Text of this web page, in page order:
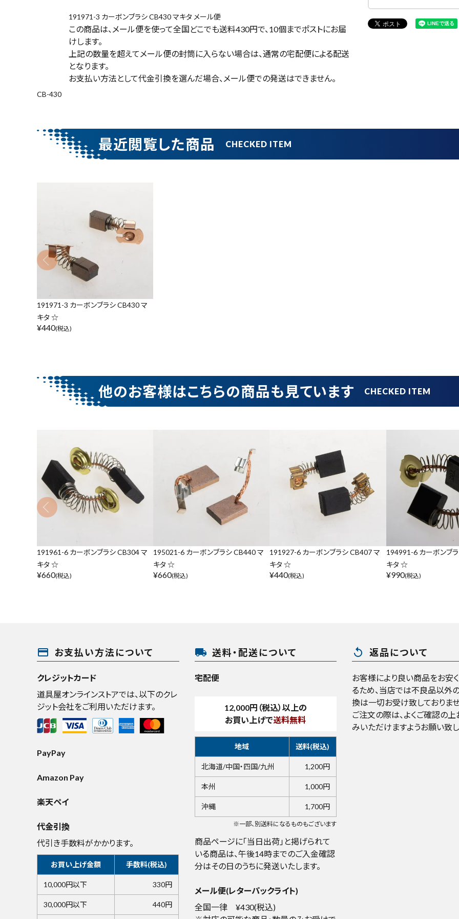
作業工具・大工道具
金物・現場資材
コンテンツ
価格から探す
円 ～ 円
在庫のない商品を表示しない
この内容で検索
191971-3 カーボンブラシ CB430 マキタ メール便
この商品は、メール便を使って全国どこでも送料430円で、 10個までポストにお届
けします。
上記の数量を超えてメール便の封筒に入らない場合は、通常の宅配便による配送
となります。
お支払い方法として代金引換を選んだ場合、メール便での発送はできません。
CB-430
最近閲覧した商品
191971-3 カーボンブラシ CB430 マ
キタ ☆
¥440(税込)
他のお客様はこちらの商品も見ています
191961-6 カーボンブラシ CB304 マ
キタ ☆
¥660(税込)
195021-6 カーボンブラシ CB440 マ
キタ ☆
¥660(税込)
191927-6 カーボンブラシ CB407 マ
キタ ☆
¥440(税込)
194991-6 カーボンブ
キタ ☆
¥990(税込)
payment お支払い方法について
クレジットカード
道具屋オンラインストアでは、以下のクレ
ジット会社をご利用いただけます。
PayPay
Amazon Pay
楽天ペイ
代金引換
代引き手数料がかかります。
お買い上げ金額 手数料(税込)
10,000円以下 330円
30,000円以下 440円
local_shipping 送料・配送について
宅配便
12,000円（税込）以上の
お買い上げで送料無料
地域 送料(税込)
北海道/中国・四国/九州 1,200円
本州 1,000円
沖縄 1,700円
※一部、別送料になるものもございます
商品ページに「当日出荷」と掲げられて
いる商品は、午後14時までのご入金確認
分はその日のうちに発送いたします。
メール便(レターパックライト)
全国一律 ¥430(税込)
replay 返品について
お客様により良い商品をお安
るため、当店では不良品以外
換は一切お受け致しておりませ
ご注文の際は、よくご確認の
みいただけますようお願い致し